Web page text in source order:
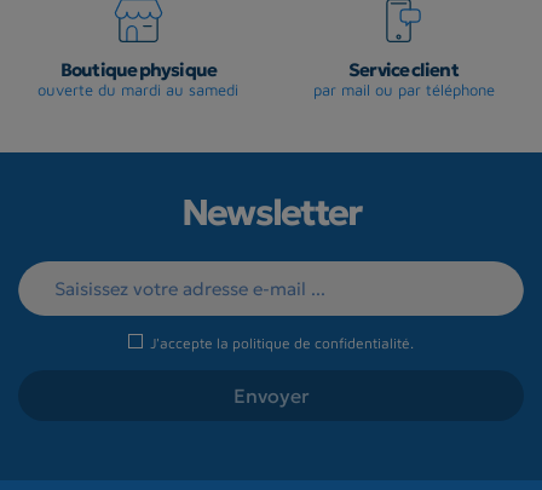
Boutique physique
ouverte du mardi au samedi
Service client
par mail ou par téléphone
Newsletter
J'accepte la politique de confidentialité